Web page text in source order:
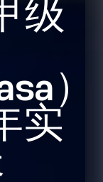
级
）
实